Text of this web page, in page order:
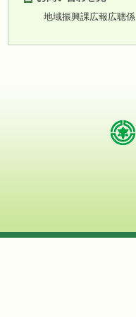
地域振興課広報広聴係